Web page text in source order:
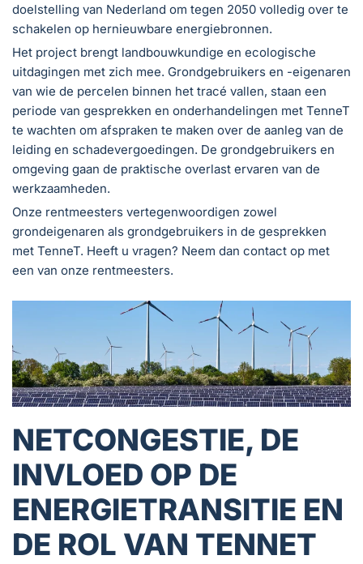
doelstelling van Nederland om tegen 2050 volledig over te
schakelen op hernieuwbare energiebronnen.
Het project brengt landbouwkundige en ecologische
uitdagingen met zich mee. Grondgebruikers en -eigenaren
van wie de percelen binnen het tracé vallen, staan een
periode van gesprekken en onderhandelingen met TenneT
te wachten om afspraken te maken over de aanleg van de
leiding en schadevergoedingen. De grondgebruikers en
omgeving gaan de praktische overlast ervaren van de
werkzaamheden.
Onze rentmeesters vertegenwoordigen zowel
grondeigenaren als grondgebruikers in de gesprekken
met TenneT. Heeft u vragen? Neem dan contact op met
een van onze rentmeesters.
NETCONGESTIE, DE
INVLOED OP DE
ENERGIETRANSITIE EN
DE ROL VAN TENNET